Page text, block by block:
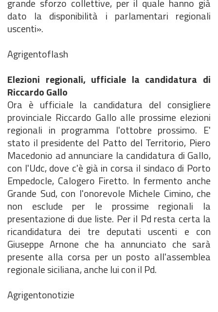
grande sforzo collettive, per il quale hanno già
dato la disponibilità i parlamentari regionali
uscenti».
Agrigentoflash
Elezioni regionali, ufficiale la candidatura di
Riccardo Gallo
Ora è ufficiale la candidatura del consigliere
provinciale Riccardo Gallo alle prossime elezioni
regionali in programma l'ottobre prossimo. E'
stato il presidente del Patto del Territorio, Piero
Macedonio ad annunciare la candidatura di Gallo,
con l'Udc, dove c'è già in corsa il sindaco di Porto
Empedocle, Calogero Firetto. In fermento anche
Grande Sud, con l'onorevole Michele Cimino, che
non esclude per le prossime regionali la
presentazione di due liste. Per il Pd resta certa la
ricandidatura dei tre deputati uscenti e con
Giuseppe Arnone che ha annunciato che sarà
presente alla corsa per un posto all'assemblea
regionale siciliana, anche lui con il Pd.
Agrigentonotizie